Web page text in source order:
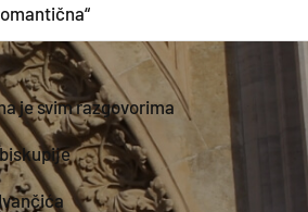
je svim razgovorima